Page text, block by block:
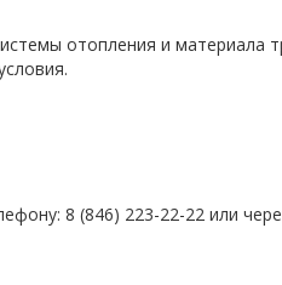
отопления и материала
8 (846) 223-22-22 или